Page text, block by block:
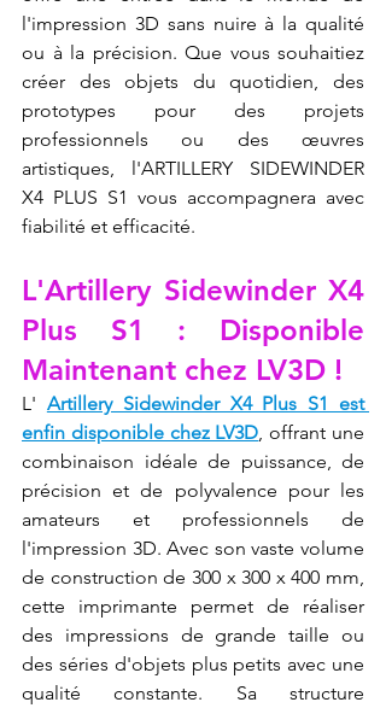
l'impression 3D sans nuire à la qualité
ou à la précision. Que vous souhaitiez
créer des objets du quotidien, des
prototypes pour des projets
professionnels ou des œuvres
artistiques, l'ARTILLERY SIDEWINDER
X4 PLUS S1 vous accompagnera avec
fiabilité et efficacité.
L'Artillery Sidewinder X4
Plus S1 : Disponible
Maintenant chez LV3D !
L' Artillery Sidewinder X4 Plus S1 est
enfin disponible chez LV3D , offrant une
combinaison idéale de puissance, de
précision et de polyvalence pour les
amateurs et professionnels de
l'impression 3D. Avec son vaste volume
de construction de 300 x 300 x 400 mm,
cette imprimante permet de réaliser
des impressions de grande taille ou
des séries d'objets plus petits avec une
qualité constante. Sa structure